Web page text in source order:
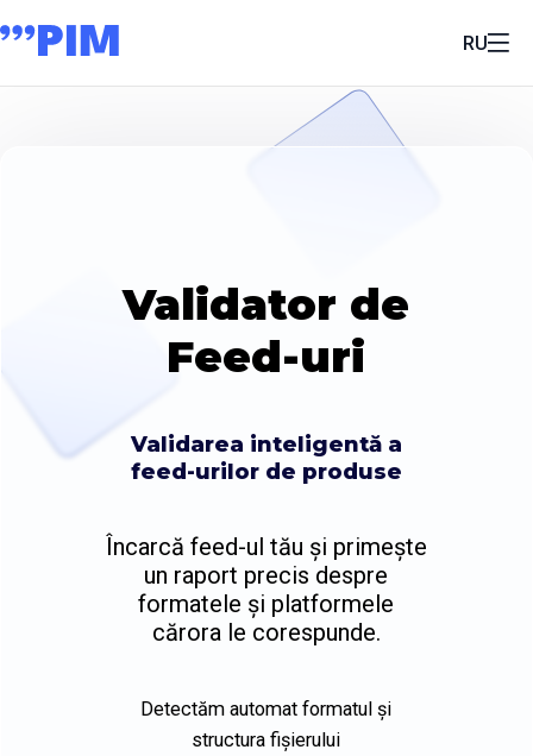
RU
Validator de
Feed-uri
Validarea inteligentă a
feed-urilor de produse
Încarcă feed-ul tău și primește
un raport precis despre
formatele și platformele
cărora le corespunde.
Detectăm automat formatul și
structura fișierului